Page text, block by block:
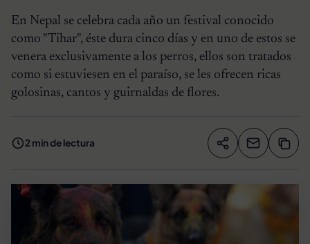
En Nepal se celebra cada año un festival conocido
como "Tihar", éste dura cinco días y en uno de estos se
venera exclusivamente a los perros, ellos son tratados
como si estuviesen en el paraíso, se les ofrecen ricas
golosinas, cantos y guirnaldas de flores.
2 min de lectura Compartir